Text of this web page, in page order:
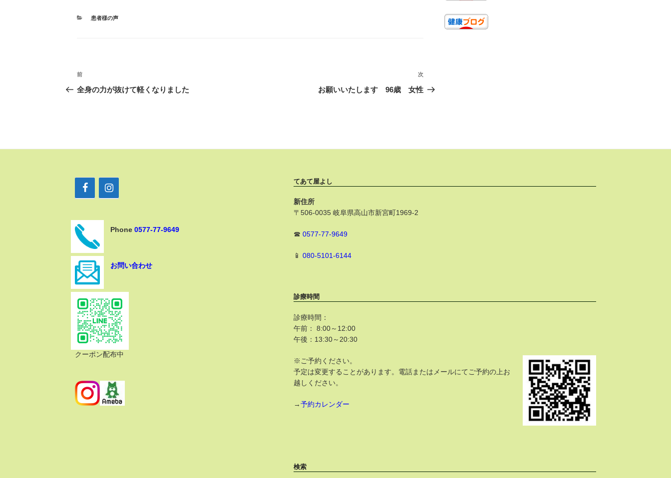
カ
患者様の声
稿
ナ
ョ
前
の
前
全身の力が抜けて軽くなりました
次
の
次
お願いいたします 96歳 女性
Phone 0577-77-9649
お問い合わせ
クーポン配布中
てあて屋よし
新住所
〒506-0035 岐阜県高山市新宮町1969-2
☎0577-77-9649
📱080-5101-6144
診療時間
診療時間：
午前： 8:00～12:00
午後：13:30～20:30
※ご予約ください。
予定は変更することがあります。電話またはメールにてご予約の上お
越しください。
→予約カレンダー
検索